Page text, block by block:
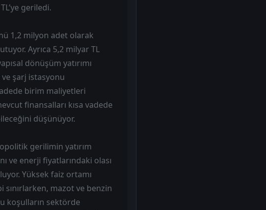
geriledi.
1,2 milyon adet olarak
Ayrıca 5,2 milyar TL
dönüşüm yatırımı
şarj istasyonu
birim maliyetleri
finansalları kısa vadede
düşünüyor.
gerilimin yatırım
ve enerji fiyatlarındaki olası
Yüksek faiz ortamı
mazot ve benzin
koşulların sektörde